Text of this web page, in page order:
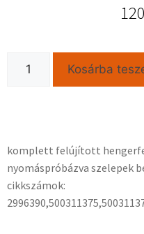
Kosárba
komplett felújított
nyomáspróbázva szelepek
cikkszámok: